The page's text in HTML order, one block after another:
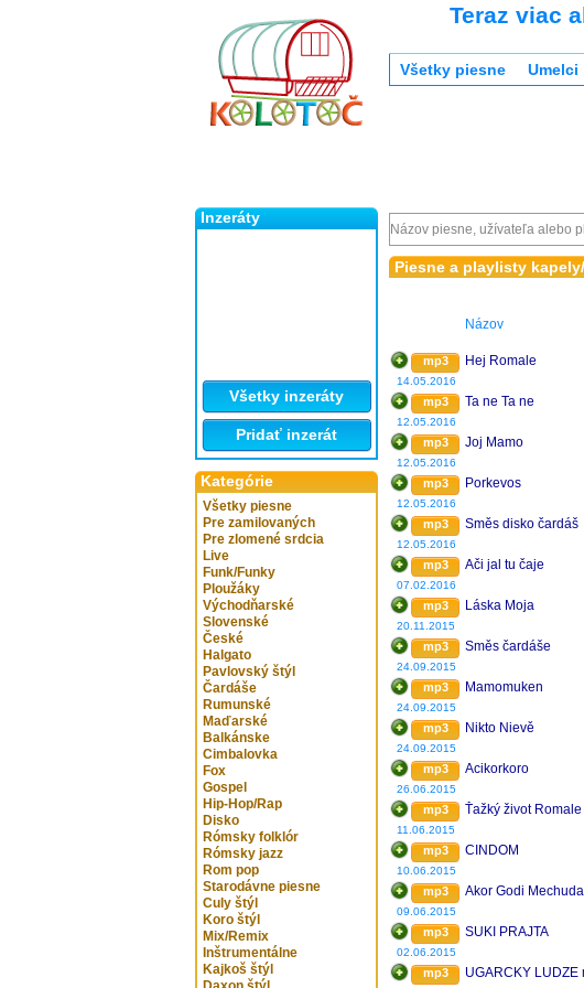
Inzeráty
Všetky inzeráty
Pridať inzerát
Kategórie
Všetky piesne
Pre zamilovaných
Pre zlomené srdcia
Live
Funk/Funky
Ploužáky
Východňarské
Slovenské
České
Halgato
Pavlovský štýl
Čardáše
Rumunské
Maďarské
Balkánske
Cimbalovka
Fox
Gospel
Hip-Hop/Rap
Disko
Rómsky folklór
Rómsky jazz
Rom pop
Starodávne piesne
Culy štýl
Koro štýl
Mix/Remix
Inštrumentálne
Kajkoš štýl
Teraz viac
Všetky piesne Umelci
Piesne a playlisty
Názov
mp3
14.05.2016
Hej Romale
mp3
12.05.2016
Ta ne Ta ne
mp3
12.05.2016
Joj Mamo
mp3
12.05.2016
Porkevos
mp3
12.05.2016
Směs disko čardáš
mp3
07.02.2016
Ači jal tu čaje
mp3
20.11.2015
Láska Moja
mp3
24.09.2015
Směs čardáše
mp3
24.09.2015
Mamomuken
mp3
24.09.2015
Nikto Nievě
mp3
26.06.2015
Acikorkoro
mp3
11.06.2015
Ťažký život Romale
mp3
10.06.2015
CINDOM
mp3
09.06.2015
Akor Godi
mp3
02.06.2015
SUKI PRAJTA
mp3 UGARCKY LUDZE